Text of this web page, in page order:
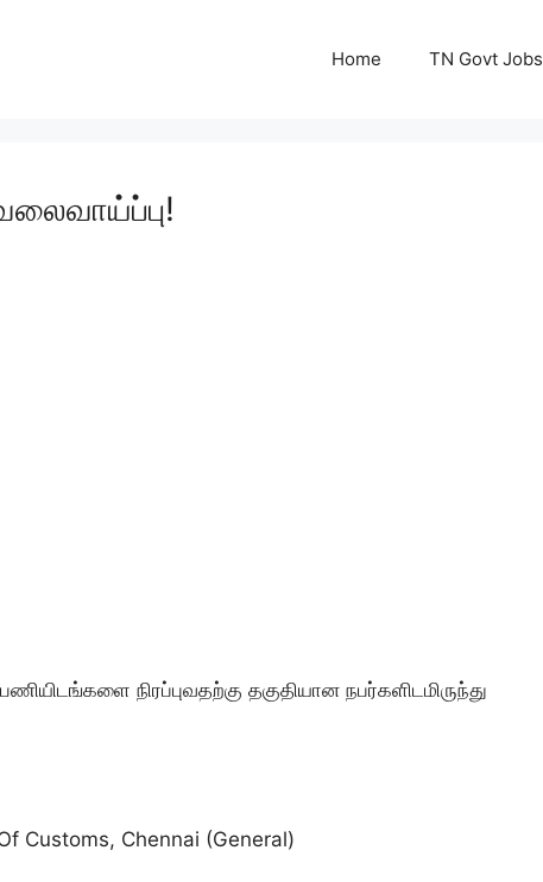
Home TN Govt Jobs
நிரப்புவதற்கு தகுதியான நபர்களிடமிருந்து
Customs, Chennai (General)